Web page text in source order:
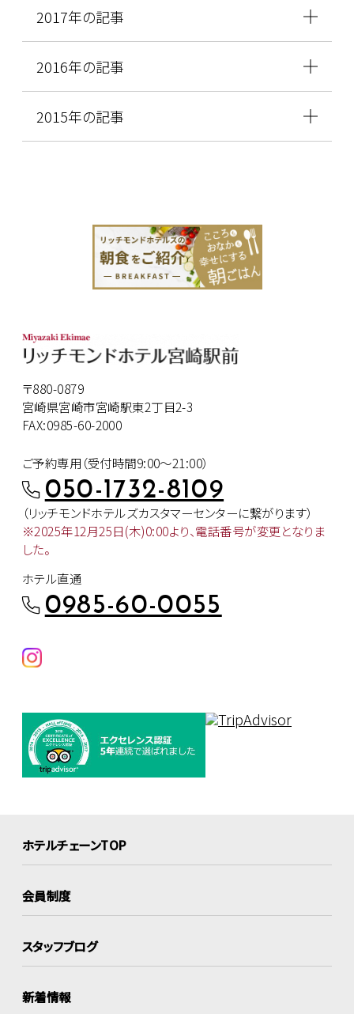
2017年の記事
2016年の記事
2015年の記事
〒880-0879
宮崎県宮崎市宮崎駅東2丁目2-3
FAX:0985-60-2000
ご予約専用（受付時間9:00～21:00）
050-1732-8109
（リッチモンドホテルズカスタマーセンターに繋がります）
※2025年12月25日(木)0:00より、電話番号が変更となりま
した。
ホテル直通
0985-60-0055
ホテルチェーンTOP
会員制度
スタッフブログ
新着情報